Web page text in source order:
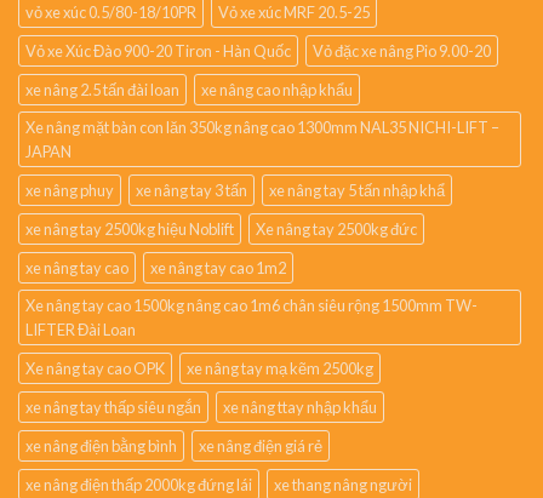
vỏ xe xúc 0.5/80-18/10PR
Vỏ xe xúc MRF 20.5-25
Vỏ xe Xúc Đào 900-20 Tiron - Hàn Quốc
Vỏ đặc xe nâng Pio 9.00-20
xe nâng 2.5 tấn đài loan
xe nâng cao nhập khẩu
Xe nâng mặt bàn con lăn 350kg nâng cao 1300mm NAL35 NICHI-LIFT –
JAPAN
xe nâng phuy
xe nâng tay 3 tấn
xe nâng tay 5 tấn nhập khẩ
xe nâng tay 2500kg hiệu Noblift
Xe nâng tay 2500kg đức
xe nâng tay cao
xe nâng tay cao 1m2
Xe nâng tay cao 1500kg nâng cao 1m6 chân siêu rộng 1500mm TW-
LIFTER Đài Loan
Xe nâng tay cao OPK
xe nâng tay mạ kẽm 2500kg
xe nâng tay thấp siêu ngắn
xe nâng ttay nhập khẩu
xe nâng điện bằng bình
xe nâng điện giá rẻ
xe nâng điện thấp 2000kg đứng lái
xe thang nâng người